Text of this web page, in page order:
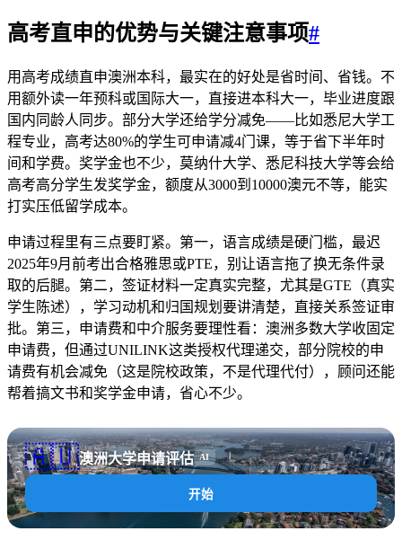
高考直申的优势与关键注意事项#
用高考成绩直申澳洲本科，最实在的好处是省时间、省钱。不
用额外读一年预科或国际大一，直接进本科大一，毕业进度跟
国内同龄人同步。部分大学还给学分减免——比如悉尼大学工
程专业，高考达80%的学生可申请减4门课，等于省下半年时
间和学费。奖学金也不少，莫纳什大学、悉尼科技大学等会给
高考高分学生发奖学金，额度从3000到10000澳元不等，能实
打实压低留学成本。
申请过程里有三点要盯紧。第一，语言成绩是硬门槛，最迟
2025年9月前考出合格雅思或PTE，别让语言拖了换无条件录
取的后腿。第二，签证材料一定真实完整，尤其是GTE（真实
学生陈述），学习动机和归国规划要讲清楚，直接关系签证审
批。第三，申请费和中介服务要理性看：澳洲多数大学收固定
申请费，但通过UNILINK这类授权代理递交，部分院校的申
请费有机会减免（这是院校政策，不是代理代付），顾问还能
帮着搞文书和奖学金申请，省心不少。
🇦🇺澳洲大学申请评估 AI
开始